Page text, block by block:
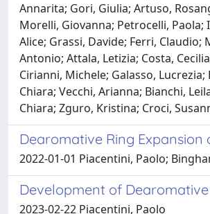
Annarita; Gori, Giulia; Artuso,
Morelli, Giovanna; Petrocelli, Paola;
Alice; Grassi, Davide; Ferri,
Antonio; Attala, Letizia; Costa,
Cirianni, Michele; Galasso,
Chiara; Vecchi, Arianna; Bianchi,
Chiara; Zguro, Kristina; Croci,
Dearomative Ring Expansion
2022-01-01 Piacentini, Paolo;
Development of
2023-02-22 Piacentini, Paolo